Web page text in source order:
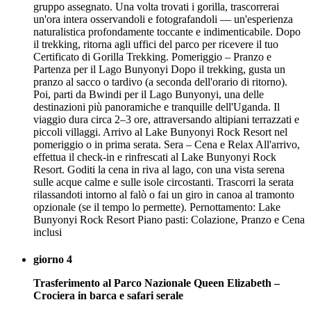
gruppo assegnato. Una volta trovati i gorilla, trascorrerai
un'ora intera osservandoli e fotografandoli — un'esperienza
naturalistica profondamente toccante e indimenticabile. Dopo
il trekking, ritorna agli uffici del parco per ricevere il tuo
Certificato di Gorilla Trekking. Pomeriggio – Pranzo e
Partenza per il Lago Bunyonyi Dopo il trekking, gusta un
pranzo al sacco o tardivo (a seconda dell'orario di ritorno).
Poi, parti da Bwindi per il Lago Bunyonyi, una delle
destinazioni più panoramiche e tranquille dell'Uganda. Il
viaggio dura circa 2–3 ore, attraversando altipiani terrazzati e
piccoli villaggi. Arrivo al Lake Bunyonyi Rock Resort nel
pomeriggio o in prima serata. Sera – Cena e Relax All'arrivo,
effettua il check-in e rinfrescati al Lake Bunyonyi Rock
Resort. Goditi la cena in riva al lago, con una vista serena
sulle acque calme e sulle isole circostanti. Trascorri la serata
rilassandoti intorno al falò o fai un giro in canoa al tramonto
opzionale (se il tempo lo permette). Pernottamento: Lake
Bunyonyi Rock Resort Piano pasti: Colazione, Pranzo e Cena
inclusi
giorno 4
Trasferimento al Parco Nazionale Queen Elizabeth –
Crociera in barca e safari serale